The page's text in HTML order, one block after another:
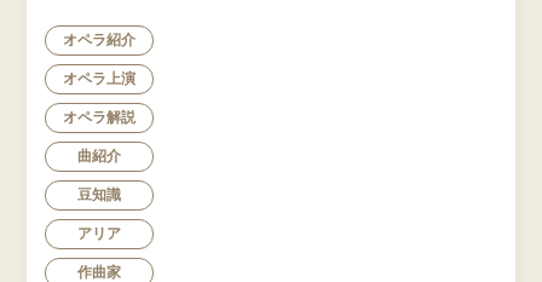
オペラ紹介
オペラ上演
オペラ解説
曲紹介
豆知識
アリア
作曲家